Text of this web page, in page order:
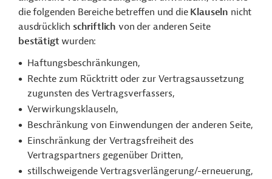
die folgenden Bereiche betreffen und die Klauseln nicht
ausdrücklich schriftlich von der anderen Seite
bestätigt wurden:
Haftungsbeschränkungen,
Rechte zum Rücktritt oder zur Vertragsaussetzung
zugunsten des Vertragsverfassers,
Verwirkungsklauseln,
Beschränkung von Einwendungen der anderen Seite,
Einschränkung der Vertragsfreiheit des
Vertragspartners gegenüber Dritten,
stillschweigende Vertragsverlängerung/-erneuerung,